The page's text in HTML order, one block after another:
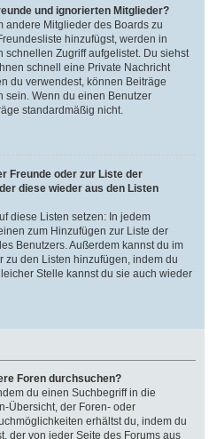
und ignorierten Mitglieder?
andere Mitglieder des Boards zu
hinzufügst, werden in
Zugriff aufgelistet. Du siehst
schnell eine Private Nachricht
du verwendest, können Beiträge
sein. Wenn du einen Benutzer
standardmäßig nicht.
Freunde oder zur Liste der
diese wieder aus den Listen
diese Listen setzen: In jedem
zum Hinzufügen zur Liste der
Benutzers. Außerdem kannst du im
den Listen hinzufügen, indem du
Stelle kannst du sie auch wieder
Foren durchsuchen?
du einen Suchbegriff in die
Übersicht, der Foren- oder
erhältst du, indem du
der von jeder Seite des Forums aus